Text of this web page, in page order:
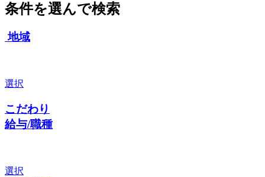
条件を選んで検索
地域
選択
こだわり
給与/職種
選択